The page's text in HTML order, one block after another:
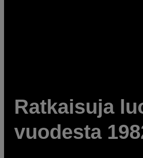
Ratkaisuja
vuodesta